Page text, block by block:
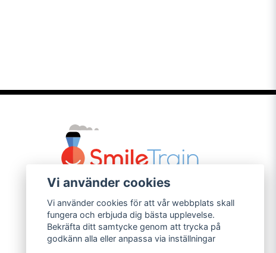
Vi använder cookies
Vi använder cookies för att vår webbplats skall
fungera och erbjuda dig bästa upplevelse.
Bekräfta ditt samtycke genom att trycka på
godkänn alla eller anpassa via inställningar